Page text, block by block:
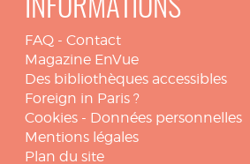
INFORMATIONS
FAQ - Contact
Magazine EnVue
Des bibliothèques accessibles
Foreign in Paris ?
Cookies - Données personnelles
Mentions légales
Plan du site